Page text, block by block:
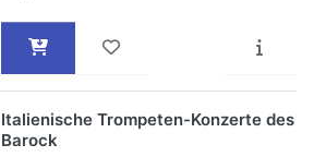
Italienische Trompeten-Konzerte des
Barock